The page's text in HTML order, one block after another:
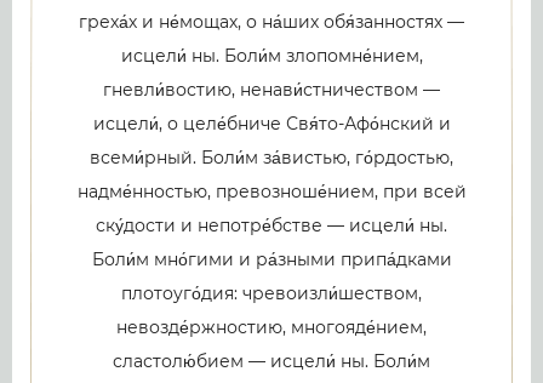
греха́х и не́мощах, о на́ших обя́занностях —
исцели́ ны. Боли́м злопомне́нием,
гневли́востию, ненави́стничеством —
исцели́, о целе́бниче Свя́то-Афо́нский и
всеми́рный. Боли́м за́вистью, го́рдостью,
надме́нностью, превозноше́нием, при всей
ску́дости и непотре́бстве — исцели́ ны.
Боли́м мно́гими и ра́зными припа́дками
плотоуго́дия: чревоизли́шеством,
невозде́ржностию, многояде́нием,
сластолю́бием — исцели́ ны. Боли́м